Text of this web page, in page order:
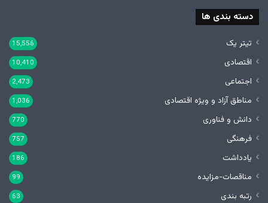
دسته بندی ها
تیتر یک 15,556
اقتصادی 10,410
اجتماعی 2,473
مناطق آزاد و ویژه اقتصادی 1,036
دانش و فناوری 770
فرهنگی 757
یادداشت 186
مناقصات-مزایده 99
رتبه بندی 63